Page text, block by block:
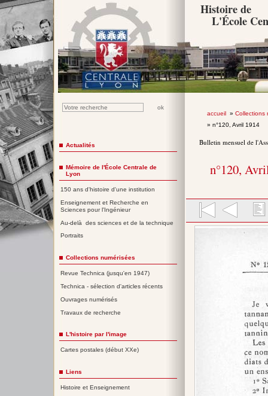
Histoire de
L'École
accueil» Collections
» n°120, Avril 1914
Bulletin mensuel de
n°120,
Actualités
Mémoire de l'École Centrale de
Lyon
150 ans d'histoire d'une institution
Enseignement et Recherche en
Sciences pour l'Ingénieur
Au-delà des sciences et de la technique
Portraits
Collections numérisées
Revue Technica (jusqu'en 1947)
Technica - sélection d'articles récents
Ouvrages numérisés
Travaux de recherche
L'histoire par l'image
Cartes postales (début XXe)
Liens
Histoire et Enseignement